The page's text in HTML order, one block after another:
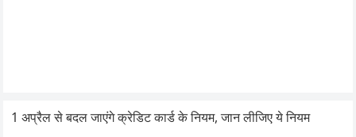
1 अप्रैल से बदल जाएंगे क्रेडिट कार्ड के नियम, जान लीजिए ये नियम